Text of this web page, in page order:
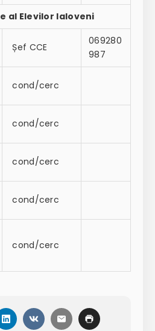
al Elevilor Ialoveni
Șef CCE
069280
987
cond/cerc
cond/cerc
cond/cerc
cond/cerc
cond/cerc